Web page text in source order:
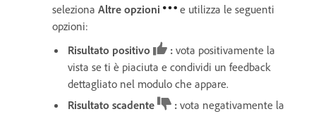
seleziona Altre opzioni
e utilizza le seguenti
opzioni:
Risultato positivo
: vota positivamente la
vista se ti è piaciuta e condividi un feedback
dettagliato nel modulo che appare.
Risultato scadente
: vota negativamente la